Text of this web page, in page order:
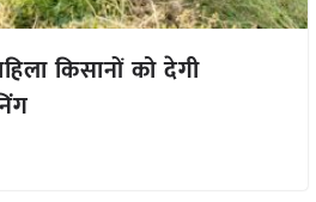
किसानों को देगी